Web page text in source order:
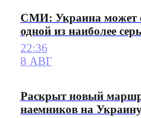
СМИ: Украина может
одной из наиболее
22:36
8 АВГ
Раскрыт новый
наемников на